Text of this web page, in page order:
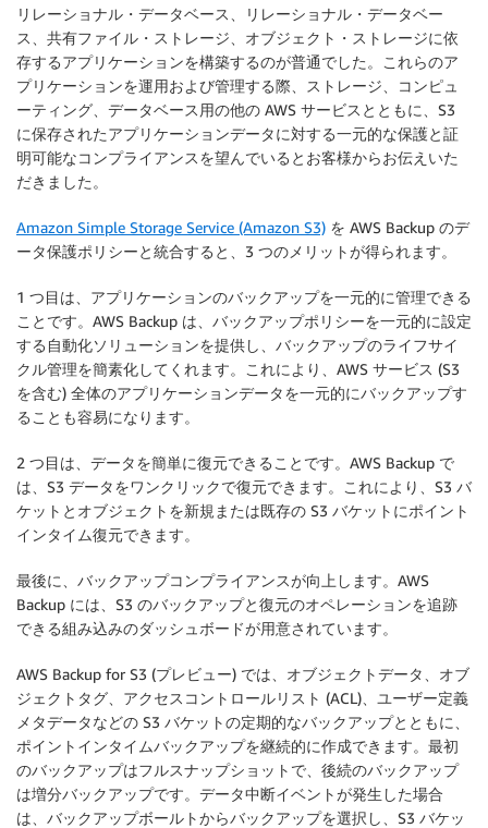
リレーショナル・データベース、リレーショナル・データベー
ス、共有ファイル・ストレージ、オブジェクト・ストレージに依
存するアプリケーションを構築するのが普通でした。これらのア
プリケーションを運用および管理する際、ストレージ、コンピュ
ーティング、データベース用の他の AWS サービスとともに、S3
に保存されたアプリケーションデータに対する一元的な保護と証
明可能なコンプライアンスを望んでいるとお客様からお伝えいた
だきました。
Amazon Simple Storage Service (Amazon S3) を AWS Backup のデ
ータ保護ポリシーと統合すると、3 つのメリットが得られます。
1 つ目は、 アプリケーションのバックアップを一元的に管理できる
ことです。AWS Backup は、バックアップポリシーを一元的に設定
する自動化ソリューションを提供し、バックアップのライフサイ
クル管理を簡素化してくれます。これにより、AWS サービス (S3
を含む) 全体のアプリケーションデータを一元的にバックアップす
ることも容易になります。
2 つ目は、 データを簡単に復元できることです。AWS Backup で
は、S3 データをワンクリックで復元できます。これにより、S3 バ
ケットとオブジェクトを新規または既存の S3 バケットにポイント
インタイム復元できます。
最後に、 バックアップコンプライアンスが向上します。AWS
Backup には、S3 のバックアップと復元のオペレーションを追跡
できる組み込みのダッシュボードが用意されています。
AWS Backup for S3 (プレビュー) では、オブジェクトデータ、オブ
ジェクトタグ、アクセスコントロールリスト (ACL)、ユーザー定義
メタデータなどの S3 バケットの定期的なバックアップとともに、
ポイントインタイムバックアップを継続的に作成できます。最初
のバックアップはフルスナップショットで、後続のバックアップ
は増分バックアップです。データ中断イベントが発生した場合
は、バックアップボールトからバックアップを選択し、S3 バケッ